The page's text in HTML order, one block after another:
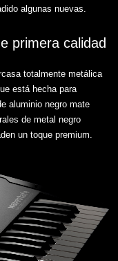
algunas nuevas.
primera calidad
totalmente metálica
está hecha para
aluminio negro mate
de metal negro
un toque premium.